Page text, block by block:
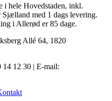
i hele Hovedstaden, inkl.
med 1 dags levering.
i Allerød er 85 dage.
Allé 64, 1820
12 30 | E-mail: